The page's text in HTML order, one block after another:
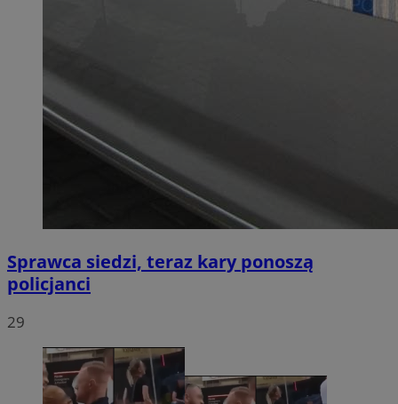
Sprawca siedzi, teraz kary ponoszą
policjanci
29